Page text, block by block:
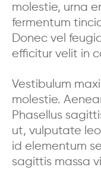
molestie, urna
fermentum
Donec vel
efficitur velit in
Vestibulum
molestie.
Phasellus
ut, vulputate
id elementum
sagittis massa